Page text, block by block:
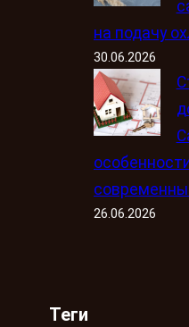
на подачу
30.06.2026
26.06.2026
Теги